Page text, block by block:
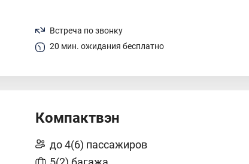
Встреча по звонку
20 мин. ожидания бесплатно
Компактвэн
до 4(6) пассажиров